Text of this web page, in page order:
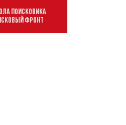
ПОИСКОВИКА
ФРОНТ